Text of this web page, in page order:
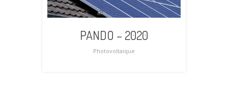
PANDO – 2020
Photovoltaique